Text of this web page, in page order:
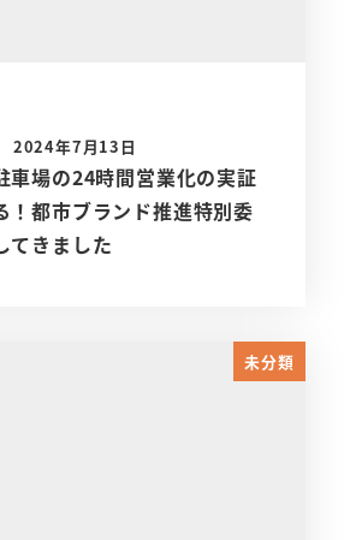
車場の24時間営業化の実証
！都市ブランド推進特別委
てきました
2024年7月13日
未分類